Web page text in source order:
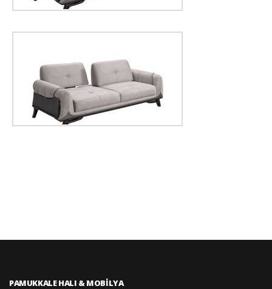
PAMUKKALE HALI & MOBİLYA